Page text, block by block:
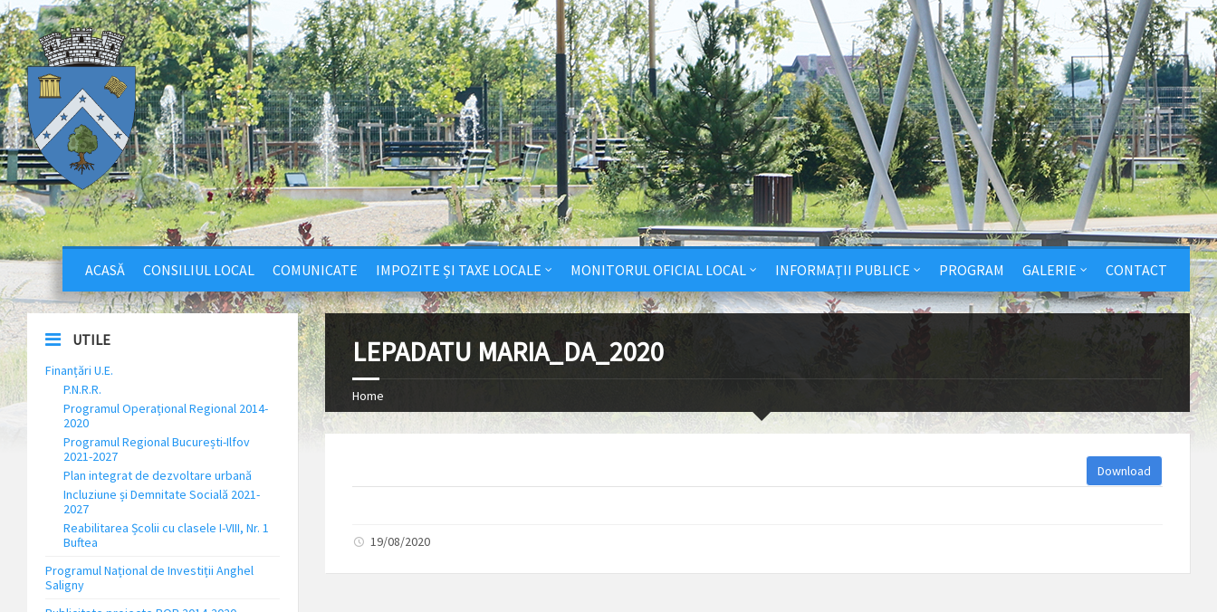
ACASĂ CONSILIUL LOCAL COMUNICATE IMPOZITE ȘI TAXE LOCALE MONITORUL OFICIAL LOCAL INFORMAȚII PUBLICE PROGRAM GALERIE CONTACT
LEPADATU MARIA_DA_2020
Home
Download
19/08/2020
UTILE
Finanțări U.E.
P.N.R.R.
Programul Operațional Regional 2014-
2020
Programul Regional București-Ilfov
2021-2027
Plan integrat de dezvoltare urbană
Incluziune și Demnitate Socială 2021-
2027
Reabilitarea Școlii cu clasele I-VIII, Nr. 1
Buftea
Programul Național de Investiții Anghel
Saligny